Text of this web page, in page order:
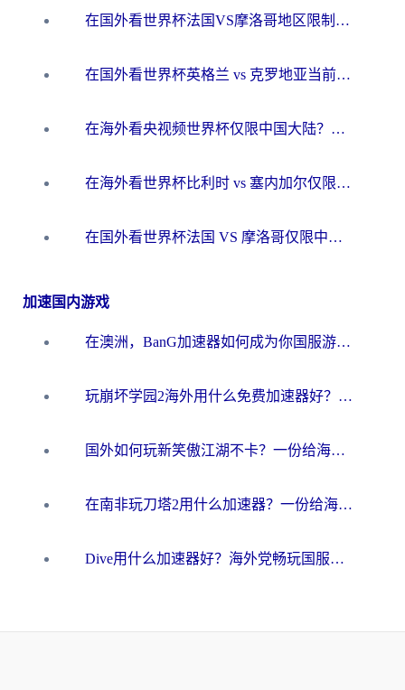
在国外看世界杯法国VS摩洛哥地区限制？这篇指南让你流畅看中文解说无压力
在国外看世界杯英格兰 vs 克罗地亚当前地区不可播放？这篇指南帮你搞定所有海外观赛难题
在海外看央视频世界杯仅限中国大陆？这篇指南帮你解锁中文解说+无卡顿直播
在海外看世界杯比利时 vs 塞内加尔仅限中国大陆？我找到了最流畅的中文解说之路
在国外看世界杯法国 VS 摩洛哥仅限中国大陆？海外党这样看中文解说赛事不卡顿
加速国内游戏
在澳洲，BanG加速器如何成为你国服游戏的“时光机”？
玩崩坏学园2海外用什么免费加速器好？2026海外党亲测国服游戏加速指南
国外如何玩新笑傲江湖不卡？一份给海外游子的终极网络指南
在南非玩刀塔2用什么加速器？一份给海外游子的终极生存指南
Dive用什么加速器好？海外党畅玩国服游戏的终极避坑指南